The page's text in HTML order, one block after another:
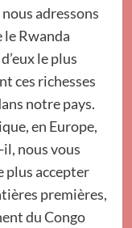
adressons
le Rwanda
le plus
ces richesses
notre pays.
en Europe,
nous vous
plus accepter
premières,
du Congo